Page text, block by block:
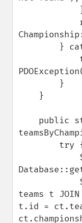
teams t JOIN
t.id =